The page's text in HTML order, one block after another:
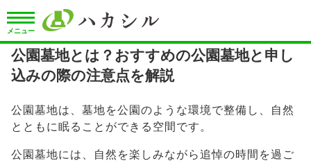
メニュー
公園墓地とは？おすすめの公園墓地と申し
込みの際の注意点を解説
公園墓地は、墓地を公園のような環境で整備し、自然
とともに眠ることができる空間です。
公園墓地には、自然を楽しみながら追悼の時間を過ご